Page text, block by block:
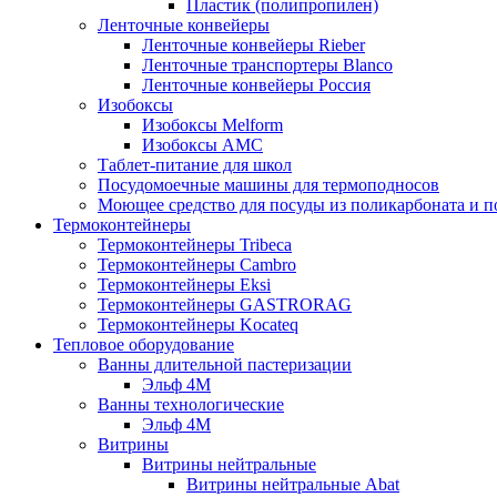
Пластик (полипропилен)
Ленточные конвейеры
Ленточные конвейеры Rieber
Ленточные транспортеры Blanco
Ленточные конвейеры Россия
Изобоксы
Изобоксы Melform
Изобоксы AMC
Таблет-питание для школ
Посудомоечные машины для термоподносов
Моющее средство для посуды из поликарбоната и
Термоконтейнеры
Термоконтейнеры Tribeca
Термоконтейнеры Cambro
Термоконтейнеры Eksi
Термоконтейнеры GASTRORAG
Термоконтейнеры Kocateq
Тепловое оборудование
Ванны длительной пастеризации
Эльф 4М
Ванны технологические
Эльф 4М
Витрины
Витрины нейтральные
Витрины нейтральные Abat